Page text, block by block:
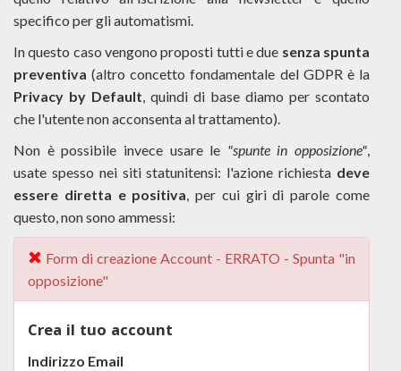
specifico per gli automatismi.
In questo caso vengono proposti tutti e due senza spunta
preventiva (altro concetto fondamentale del GDPR è la
Privacy by Default, quindi di base diamo per scontato
che l'utente non acconsenta al trattamento).
Non è possibile invece usare le "spunte in opposizione",
usate spesso nei siti statunitensi: l'azione richiesta deve
essere diretta e positiva, per cui giri di parole come
questo, non sono ammessi:
Form di creazione Account - ERRATO - Spunta "in
opposizione"
Crea il tuo account
Indirizzo Email